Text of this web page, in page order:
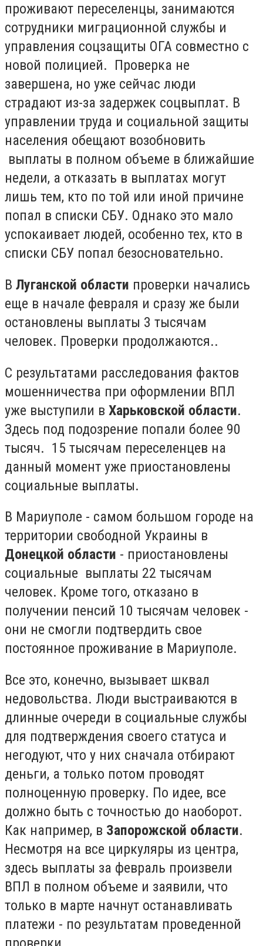
проживают переселенцы, занимаются
сотрудники миграционной службы и
управления соцзащиты ОГА совместно с
новой полицией. Проверка не
завершена, но уже сейчас люди
страдают из-за задержек соцвыплат. В
управлении труда и социальной защиты
населения обещают возобновить
выплаты в полном объеме в ближайшие
недели, а отказать в выплатах могут
лишь тем, кто по той или иной причине
попал в списки СБУ. Однако это мало
успокаивает людей, особенно тех, кто в
списки СБУ попал безосновательно.
В Луганской области проверки начались
еще в начале февраля и сразу же были
остановлены выплаты 3 тысячам
человек. Проверки продолжаются..
С результатами расследования фактов
мошенничества при оформлении ВПЛ
уже выступили в Харьковской области.
Здесь под подозрение попали более 90
тысяч. 15 тысячам переселенцев на
данный момент уже приостановлены
социальные выплаты.
В Мариуполе - самом большом городе на
территории свободной Украины в
Донецкой области - приостановлены
социальные выплаты 22 тысячам
человек. Кроме того, отказано в
получении пенсий 10 тысячам человек -
они не смогли подтвердить свое
постоянное проживание в Мариуполе.
Все это, конечно, вызывает шквал
недовольства. Люди выстраиваются в
длинные очереди в социальные службы
для подтверждения своего статуса и
негодуют, что у них сначала отбирают
деньги, а только потом проводят
полноценную проверку. По идее, все
должно быть с точностью до наоборот.
Как например, в Запорожской области.
Несмотря на все циркуляры из центра,
здесь выплаты за февраль произвели
ВПЛ в полном объеме и заявили, что
только в марте начнут останавливать
платежи - по результатам проведенной